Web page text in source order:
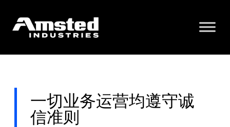
一切业务运营均遵守诚
信准则